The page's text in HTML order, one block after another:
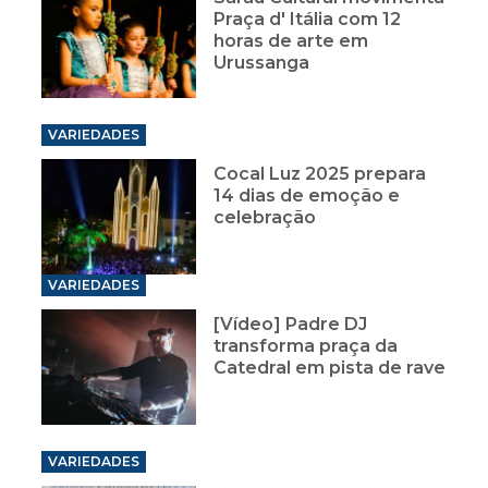
Praça d' Itália com 12
horas de arte em
Urussanga
VARIEDADES
Cocal Luz 2025 prepara
14 dias de emoção e
celebração
VARIEDADES
[Vídeo] Padre DJ
transforma praça da
Catedral em pista de rave
VARIEDADES